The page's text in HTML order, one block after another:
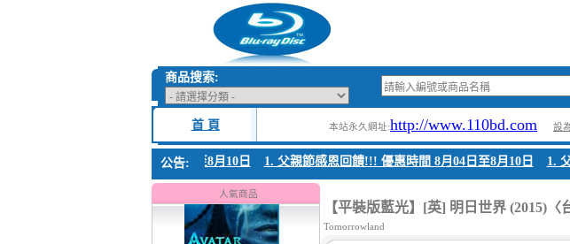
商品搜索:
首 頁 本站永久網址:http://www.110bd.com 設
公告:
節感恩回饋!!! 優惠時間 8月04日至8月10日 1. 父親節感恩回饋!!! 優惠時間 8月04日至8月10日 1. 父
人氣商品
1.【平裝版藍光】[英] 阿凡達：水
之道 (2022)〈台版〉
【平裝版藍光】[英] 明日世界 (2015)〈
Tomorrowland